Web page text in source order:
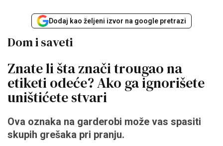
Dodaj kao željeni izvor na google pretrazi
Dom i saveti
Znate li šta znači trougao na
etiketi odeće? Ako ga ignorišete
uništićete stvari
Ova oznaka na garderobi može vas spasiti
skupih grešaka pri pranju.